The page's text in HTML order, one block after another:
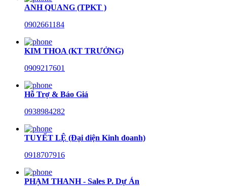
ANH QUANG (TPKT )
0902661184
KIM THOA (KT TRƯỞNG)
0909217601
Hỗ Trợ & Báo Giá
0938984282
TUYẾT LỆ (Đại diện Kinh doanh)
0918707916
PHẠM THANH - Sales P. Dự Án